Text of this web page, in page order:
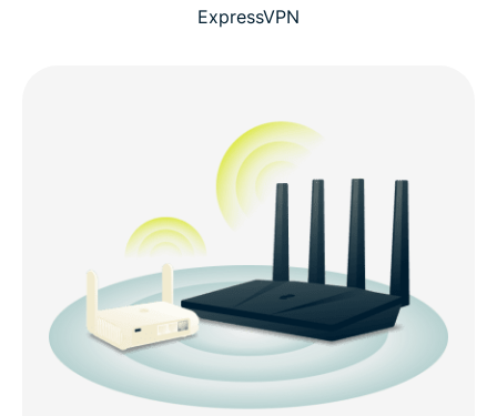
ExpressVPN